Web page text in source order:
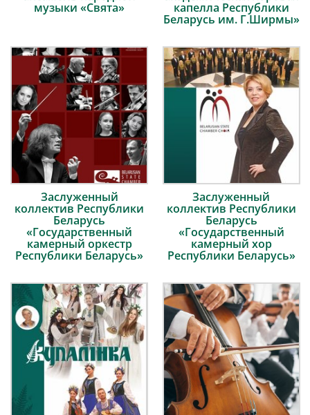
музыки «Свята» капелла Республики
Беларусь им. Г.Ширмы»
Заслуженный
коллектив Республики
Беларусь
«Государственный
камерный оркестр
Республики Беларусь»
Заслуженный
коллектив Республики
Беларусь
«Государственный
камерный хор
Республики Беларусь»